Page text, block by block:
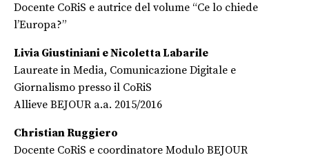
Docente CoRiS e autrice del volume “Ce lo chiede
l’Europa?”
Livia Giustiniani e Nicoletta Labarile
Laureate in Media, Comunicazione Digitale e
Giornalismo presso il CoRiS
Allieve BEJOUR a.a. 2015/2016
Christian Ruggiero
Docente CoRiS e coordinatore Modulo BEJOUR